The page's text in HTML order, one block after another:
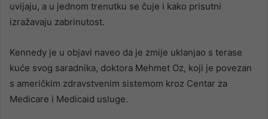
uvijaju, a u jednom trenutku se čuje i kako prisutni
izražavaju zabrinutost.
Kennedy je u objavi naveo da je zmije uklanjao s terase
kuće svog saradnika, doktora Mehmet Oz, koji je povezan
s američkim zdravstvenim sistemom kroz Centar za
Medicare i Medicaid usluge.